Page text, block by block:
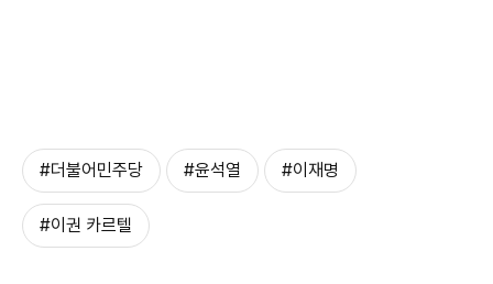
#더불어민주당 #윤석열 #이재명
#이권 카르텔